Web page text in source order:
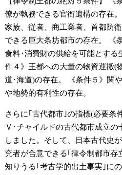
僚が執務できる官衙遺構の存在。
家族、従者、商工業者、首都防
できる巨大条坊都市の存在。
《
食料･消費財の供給を可能とする
件４》王都への大量の物資運搬(
道･海道)の存在。
《条件５》関
や地勢的有利性の存在。
さらに｢古代都市｣の指標(必要条
Ｖ･チャイルドの古代都市成立
しました。そして、日本古代史
究者が合意できる｢律令制都市存
知りうる｢考古学的出土事実｣に